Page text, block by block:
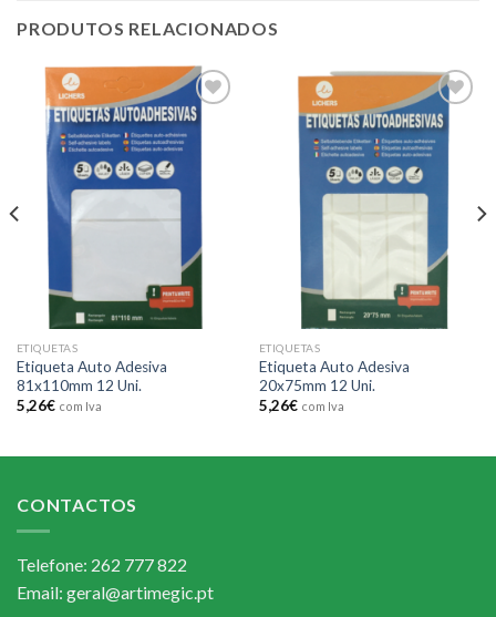
PRODUTOS RELACIONADOS
ETIQUETAS
Etiqueta Auto Adesiva
81x110mm 12 Uni.
5,26€ com Iva
Add to
ETIQUETAS
Etiqueta Auto Adesiva
20x75mm 12 Uni.
5,26€ com Iva
CONTACTOS
Telefone: 262 777 822
Email: geral@artimegic.pt